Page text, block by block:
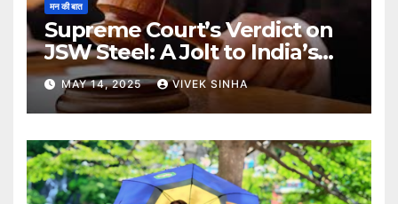
मन की बात
Supreme Court’s Verdict on
JSW Steel: A Jolt to India’s
Insolvency Framework
MAY 14, 2025 VIVEK SINHA